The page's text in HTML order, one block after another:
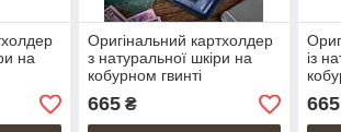
на
Оригінальний картхолдер
з натуральної шкіри на
кобурном гвинті
665₴
із
665